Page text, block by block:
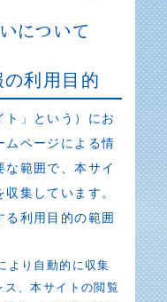
について
の利用目的
ト」という）にお
ムページによる情
範囲で、本サイ
集しています。
る利用目的の範囲
より自動的に収集
、本サイトの閲覧